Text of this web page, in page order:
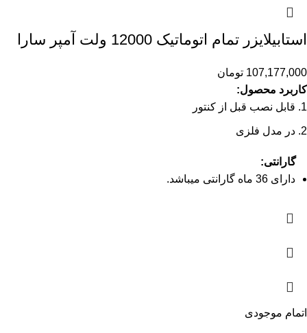
استابیلایزر تمام اتوماتیک 12000 ولت آمپر سارا
107,177,000 تومان
کاربرد محصول:
قابل نصب قبل از کنتور
در مدل فلزی
گارانتی:
دارای 36 ماه گارانتی میباشد.
اتمام موجودی